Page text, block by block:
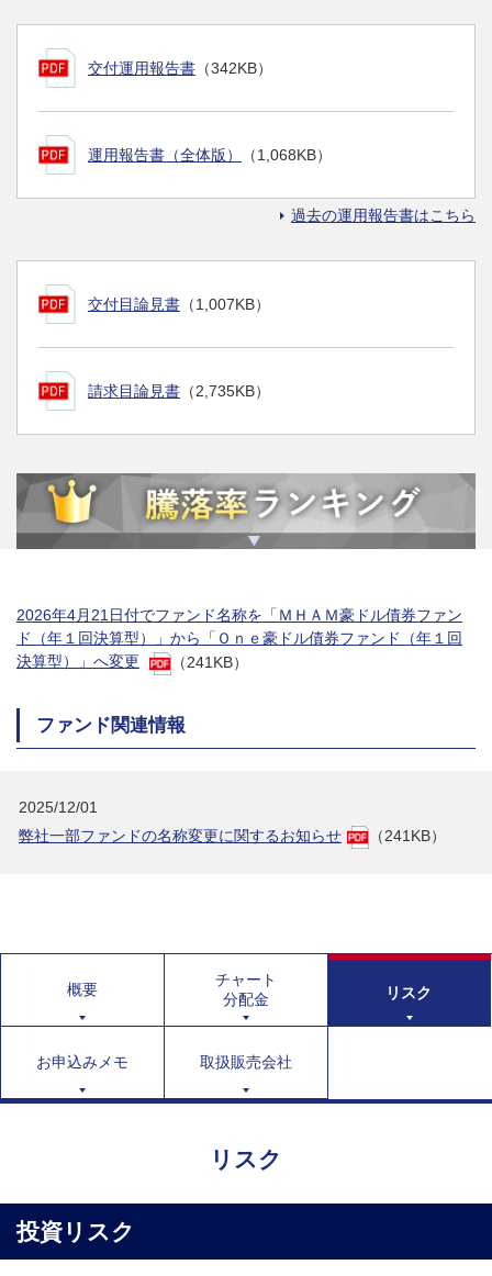
交付運用報告書 （342KB）
運用報告書（全体版） （1,068KB）
過去の運用報告書はこちら
交付目論見書 （1,007KB）
請求目論見書 （2,735KB）
2026年4月21日付でファンド名称を「ＭＨＡＭ豪ドル債券ファン
ド（年１回決算型）」から「Ｏｎｅ豪ドル債券ファンド（年１回
決算型）」へ変更
（241KB）
ファンド関連情報
2025/12/01
弊社一部ファンドの名称変更に関するお知らせ
（241KB）
概要
チャート
分配金
リスク
お申込みメモ 取扱販売会社
リスク
投資リスク